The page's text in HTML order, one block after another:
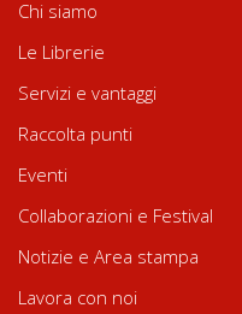
Chi siamo
Le Librerie
Servizi e vantaggi
Raccolta punti
Eventi
Collaborazioni e Festival
Notizie e Area stampa
Lavora con noi